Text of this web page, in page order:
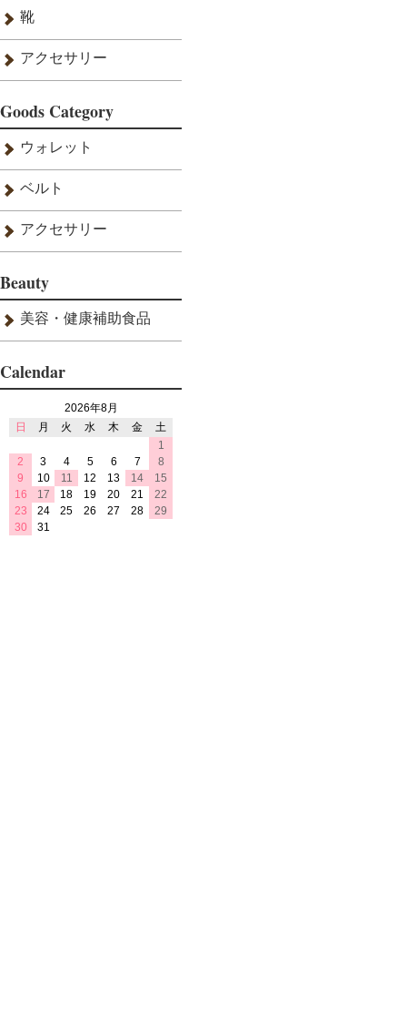
靴
アクセサリー
Goods Category
ウォレット
ベルト
アクセサリー
Beauty
美容・健康補助食品
Calendar
2026年8月
日
月 火 水 木 金
土
1
2
3 4 5 6 7
8
9
10 11 12 13 14
15
16
17 18 19 20 21
22
23
24 25 26 27 28
29
30
31